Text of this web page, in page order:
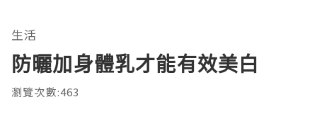
生活
防曬加身體乳才能有效美白
瀏覽次數:463